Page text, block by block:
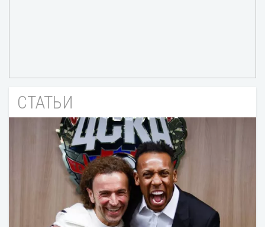
СТАТЬИ